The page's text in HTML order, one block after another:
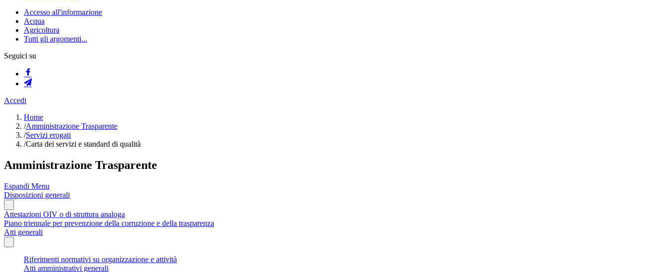
Accesso all'informazione
Acqua
Agricoltura
Tutti gli argomenti...
Seguici su
Accedi
Home
/Amministrazione Trasparente
/Servizi erogati
/Carta dei servizi e standard di qualità
Amministrazione Trasparente
Espandi Menu
Disposizioni generali
Attestazioni OIV o di struttura analoga
Piano triennale per prevenzione della corruzione e della trasparenza
Atti generali
Riferimenti normativi su organizzazione e attività
Atti amministrativi generali